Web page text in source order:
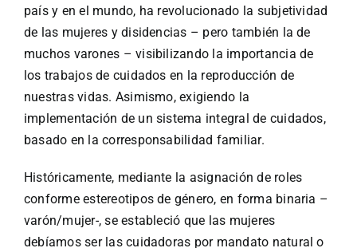
país y en el mundo, ha revolucionado la subjetividad
de las mujeres y disidencias – pero también la de
muchos varones – visibilizando la importancia de
los trabajos de cuidados en la reproducción de
nuestras vidas. Asimismo, exigiendo la
implementación de un sistema integral de cuidados,
basado en la corresponsabilidad familiar.
Históricamente, mediante la asignación de roles
conforme estereotipos de género, en forma binaria –
varón/mujer-, se estableció que las mujeres
debíamos ser las cuidadoras por mandato natural o